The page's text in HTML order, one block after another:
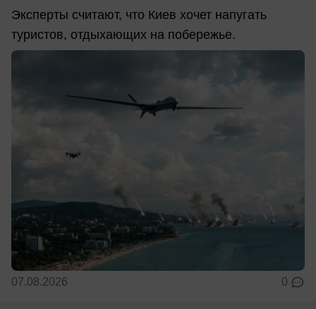
Эксперты считают, что Киев хочет напугать
туристов, отдыхающих на побережье.
07.08.2026 0